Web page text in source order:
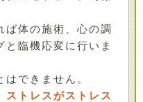
ば体の施術、心の調
臨機応変に行いま
できません。
ストレスがストレス